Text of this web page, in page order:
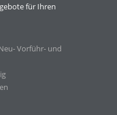
für Ihren
Vorführ- und